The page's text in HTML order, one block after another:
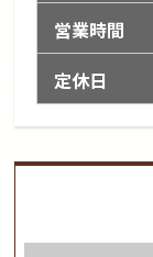
営業時間
定休日